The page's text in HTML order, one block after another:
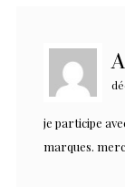
je participe
marques.